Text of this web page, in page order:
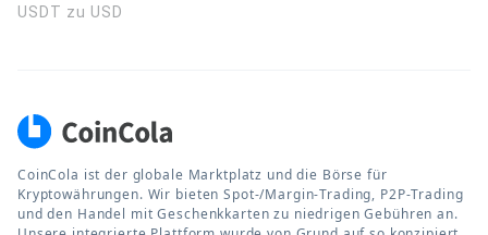
USDT zu USD
CoinCola ist der globale Marktplatz und die Börse für
Kryptowährungen. Wir bieten Spot-/Margin-Trading, P2P-Trading
und den Handel mit Geschenkkarten zu niedrigen Gebühren an.